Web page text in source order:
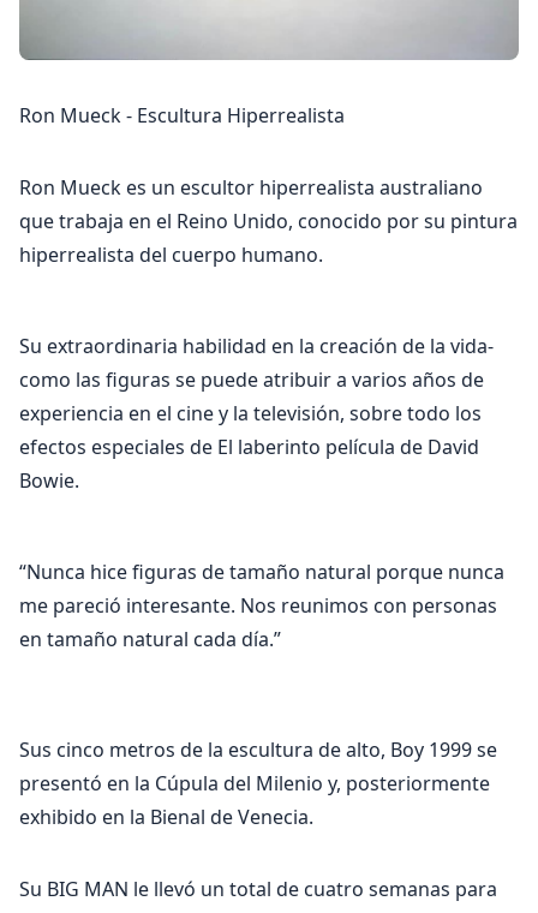
Ron Mueck - Escultura Hiperrealista
Ron Mueck es un escultor hiperrealista australiano
que trabaja en el Reino Unido, conocido por su pintura
hiperrealista del cuerpo humano.
Su extraordinaria habilidad en la creación de la vida-
como las figuras se puede atribuir a varios años de
experiencia en el cine y la televisión, sobre todo los
efectos especiales de El laberinto película de David
Bowie.
“Nunca hice figuras de tamaño natural porque nunca
me pareció interesante. Nos reunimos con personas
en tamaño natural cada día.”
Sus cinco metros de la escultura de alto, Boy 1999 se
presentó en la Cúpula del Milenio y, posteriormente
exhibido en la Bienal de Venecia.
Su BIG MAN le llevó un total de cuatro semanas para